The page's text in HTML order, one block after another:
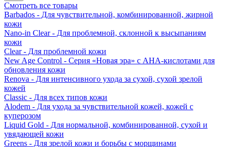
Смотреть все товары
Barbados - Для чувствительной, комбинированной, жирной
кожи
Nano-in Clear - Для проблемной, склонной к высыпаниям
кожи
Clear - Для проблемной кожи
New Age Control - Серия «Новая эра» с АНА-кислотами для
обновления кожи
Renova - Для интенсивного ухода за сухой, сухой зрелой
кожей
Classic - Для всех типов кожи
Alodem - Для ухода за чувствительной кожей, кожей с
куперозом
Liquid Gold - Для нормальной, комбинированной, сухой и
увядающей кожи
Greens - Для зрелой кожи и борьбы с морщинами